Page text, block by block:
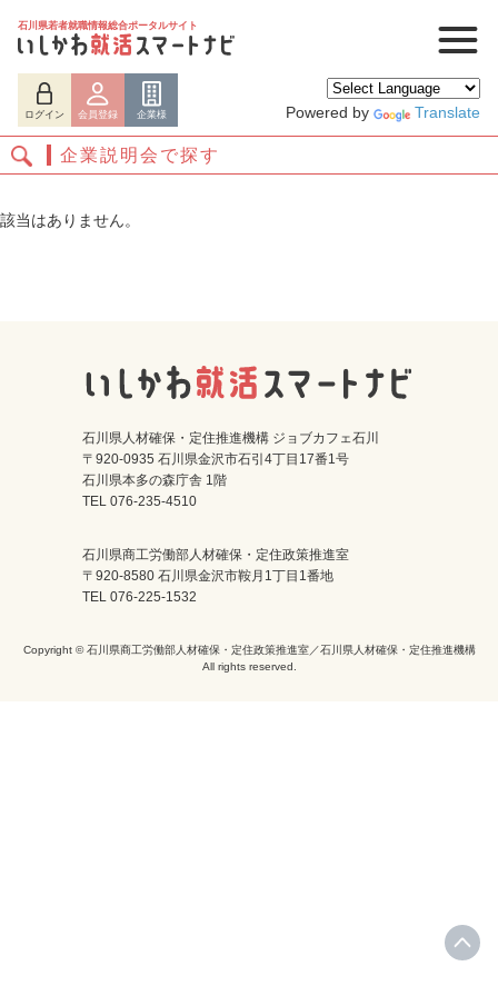
石川県若者就職情報総合ポータルサイト
ログイン 会員登録 企業様 Powered by Translate
ログイン 会員登録
企業説明会で探す
該当はありません。
石川県人材確保・定住推進機構 ジョブカフェ石川
〒920-0935 石川県金沢市石引4丁目17番1号
石川県本多の森庁舎 1階
TEL 076-235-4510
石川県商工労働部人材確保・定住政策推進室
〒920-8580 石川県金沢市鞍月1丁目1番地
TEL 076-225-1532
Copyright © 石川県商工労働部人材確保・定住政策推進室／石川県人材確保・定住推進機構
All rights reserved.